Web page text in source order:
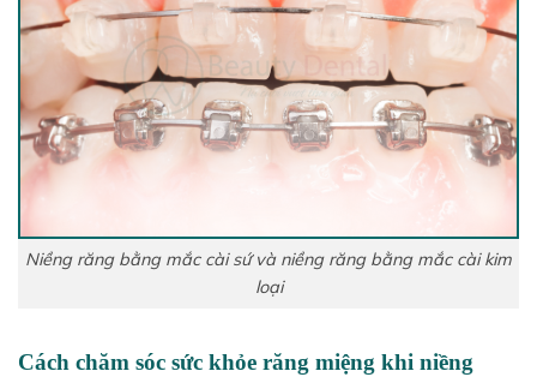
Niềng răng bằng mắc cài sứ và niềng răng bằng mắc cài kim
loại
Cách chăm sóc sức khỏe răng miệng khi niềng